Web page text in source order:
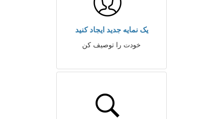
یک نمایه جدید ایجاد کنید
خودت را توصیف کن